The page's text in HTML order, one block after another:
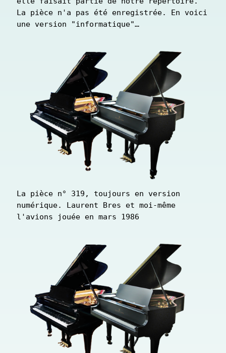
La pièce n'a pas été enregistrée. En voici
une version "informatique"…
La pièce n° 319, toujours en version
numérique. Laurent Bres et moi-même
l'avions jouée en mars 1986